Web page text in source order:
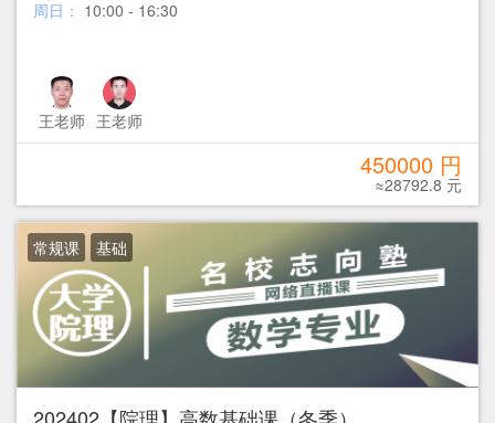
周日： 10:00 - 16:30
王老师 王老师
450000 円
≈28792.8 元
常规课 基础